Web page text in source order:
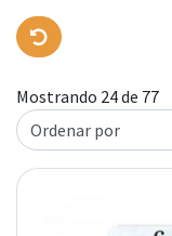
Mostrando 24 de 77